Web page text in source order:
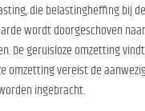
die belastingheffing bij de
wordt doorgeschoven
De geruisloze omzetting
omzetting vereist de
ingebracht.